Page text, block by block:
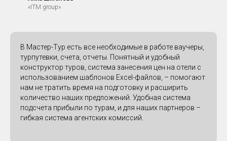
«ITM group»
В Мастер-Тур есть все необходимые в работе ваучеры,
турпутевки, счета, отчеты. Понятный и удобный
конструктор туров, система занесения цен на отели с
использованием шаблонов Excel-файлов, – помогают
нам не тратить время на подготовку и расширить
количество наших предложений. Удобная система
подсчета прибыли по турам, и для наших партнеров –
гибкая система агентских комиссий.